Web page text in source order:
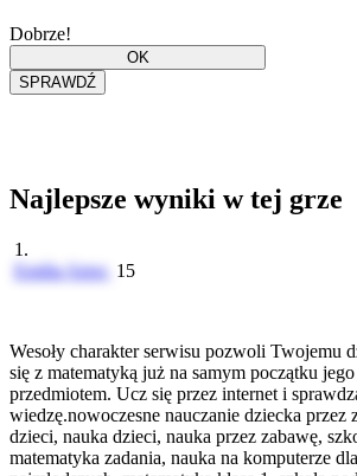
Dobrze!
Najlepsze wyniki w tej grze
1.
Emilia Sztor 15
Wesoły charakter serwisu pozwoli Twojemu
się z matematyką już na samym początku
przedmiotem. Ucz się przez internet i
wiedzę.nowoczesne nauczanie dziecka przez
dzieci, nauka dzieci, nauka przez zabawę,
matematyka zadania, nauka na komputerze